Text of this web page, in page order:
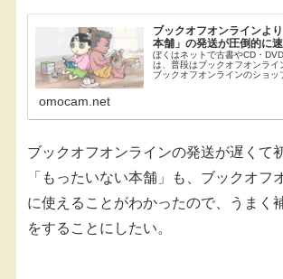
ブックオフオンラインよ
本舗」の発送が圧倒的に
ぼくはネットで古書やCD・
は、普段はブックオフオンライ
ブックオフオンラインのショッ
る。そのブックオフオンライ
omocam.net
ブックオフオンラインの発送が遅くて
「もったいない本舗」も、ブックオフ
に使えることがわかったので、うまく
をすることにしたい。